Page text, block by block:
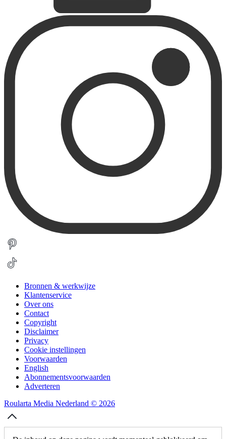
Bronnen & werkwijze
Klantenservice
Over ons
Contact
Copyright
Disclaimer
Privacy
Cookie instellingen
Voorwaarden
English
Abonnementsvoorwaarden
Adverteren
Roularta Media Nederland © 2026